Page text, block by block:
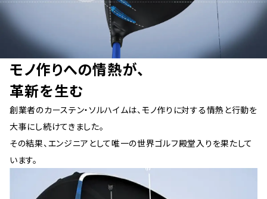
モノ作りへの情熱が、
革新を生む
創業者のカーステン・ソルハイムは、モノ作りに対する情熱と行動を
大事にし続けてきました。
その結果、エンジニアとして唯一の世界ゴルフ殿堂入りを果たして
います。